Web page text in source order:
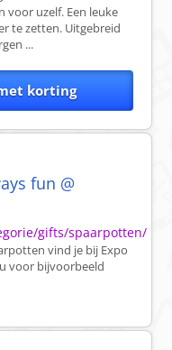
voor uzelf. Een leuke
te zetten. Uitgebreid
...
korting
fun @
gifts/spaarpotten/
vind je bij Expo
voor bijvoorbeeld